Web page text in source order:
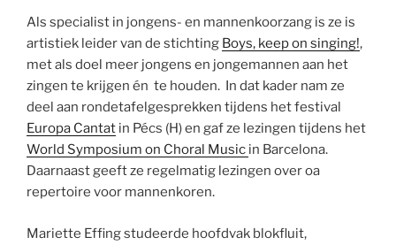
Als specialist in jongens- en mannenkoorzang is ze is
artistiek leider van de stichting Boys, keep on singing!,
met als doel meer jongens en jongemannen aan het
zingen te krijgen én te houden. In dat kader nam ze
deel aan rondetafelgesprekken tijdens het festival
Europa Cantat in Pécs (H) en gaf ze lezingen tijdens het
World Symposium on Choral Music in Barcelona.
Daarnaast geeft ze regelmatig lezingen over oa
repertoire voor mannenkoren.
Mariette Effing studeerde hoofdvak blokfluit,